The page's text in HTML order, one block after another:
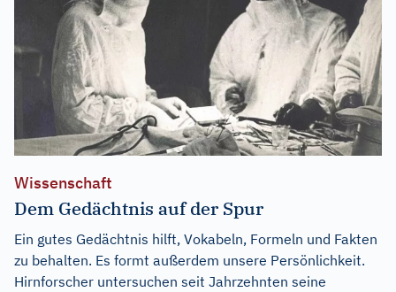
Wissenschaft
Dem Gedächtnis auf der Spur
Ein gutes Gedächtnis hilft, Vokabeln, Formeln und Fakten
zu behalten. Es formt außerdem unsere Persönlichkeit.
Hirnforscher untersuchen seit Jahrzehnten seine